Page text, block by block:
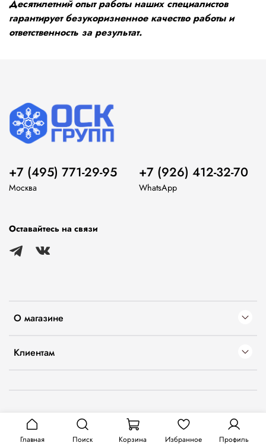
Десятилетний опыт работы наших специалистов
гарантирует безукоризненное качество работы и
ответственность за результат.
О магазине
Клиентам
+7 (495) 771-29-95
Москва
+7 (926) 412-32-70
WhatsApp
Оставайтесь на связи
Главная Поиск Корзина Избранное Профиль